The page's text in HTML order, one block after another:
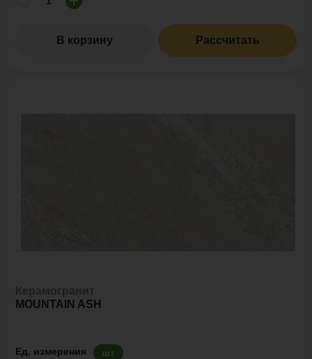
В корзину Рассчитать
MOUNTAIN ASH
Ед. измерения шт